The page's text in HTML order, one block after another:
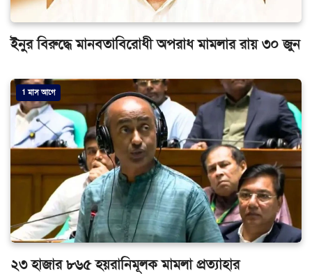
ইনুর বিরুদ্ধে মানবতাবিরোধী অপরাধ মামলার রায় ৩০ জুন
1 মাস আগে
২৩ হাজার ৮৬৫ হয়রানিমূলক মামলা প্রত্যাহার